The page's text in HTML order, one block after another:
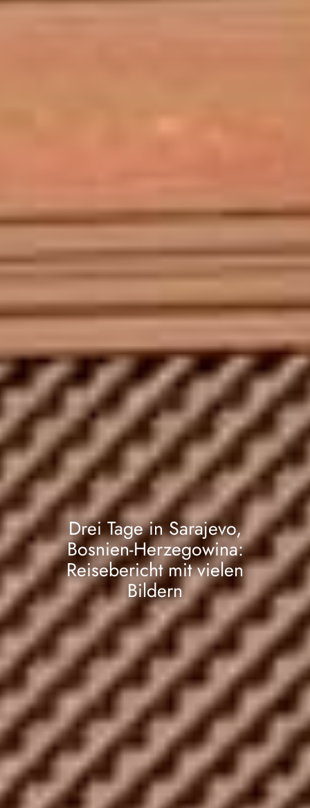
Drei Tage in Sarajevo,
Bosnien-Herzegowina:
Reisebericht mit vielen
Bildern